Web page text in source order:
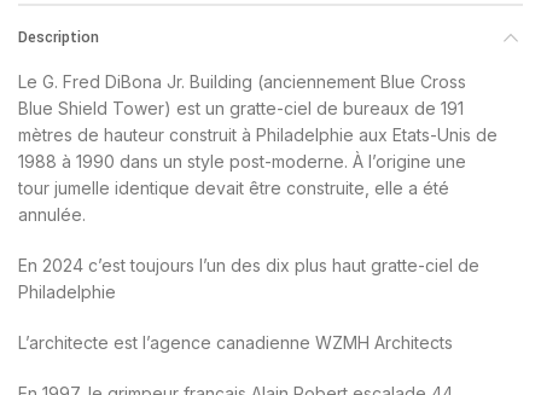
Description
Le G. Fred DiBona Jr. Building (anciennement Blue Cross
Blue Shield Tower) est un gratte-ciel de bureaux de 191
mètres de hauteur construit à Philadelphie aux Etats-Unis de
1988 à 1990 dans un style post-moderne. À l’origine une
tour jumelle identique devait être construite, elle a été
annulée.
En 2024 c’est toujours l’un des dix plus haut gratte-ciel de
Philadelphie
L’architecte est l’agence canadienne WZMH Architects